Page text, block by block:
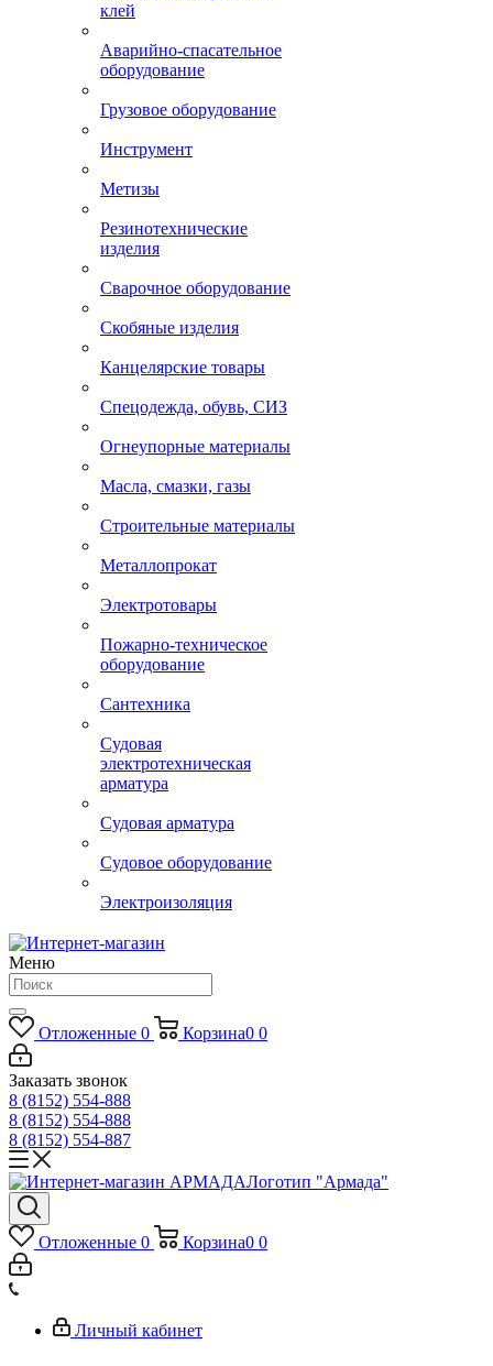
клей
Аварийно-спасательное
оборудование
Грузовое оборудование
Инструмент
Метизы
Резинотехнические
изделия
Сварочное оборудование
Скобяные изделия
Канцелярские товары
Спецодежда, обувь, СИЗ
Огнеупорные материалы
Масла, смазки, газы
Строительные материалы
Металлопрокат
Электротовары
Пожарно-техническое
оборудование
Сантехника
Судовая
электротехническая
арматура
Судовая арматура
Судовое оборудование
Электроизоляция
Меню
Отложенные 0 Корзина0 0
Заказать звонок
8 (8152) 554-888
8 (8152) 554-888
8 (8152) 554-887
Логотип "Армада"
Отложенные 0 Корзина0 0
Личный кабинет